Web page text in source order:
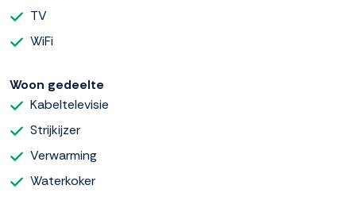
TV
WiFi
Woon gedeelte
Kabeltelevisie
Strijkijzer
Verwarming
Waterkoker